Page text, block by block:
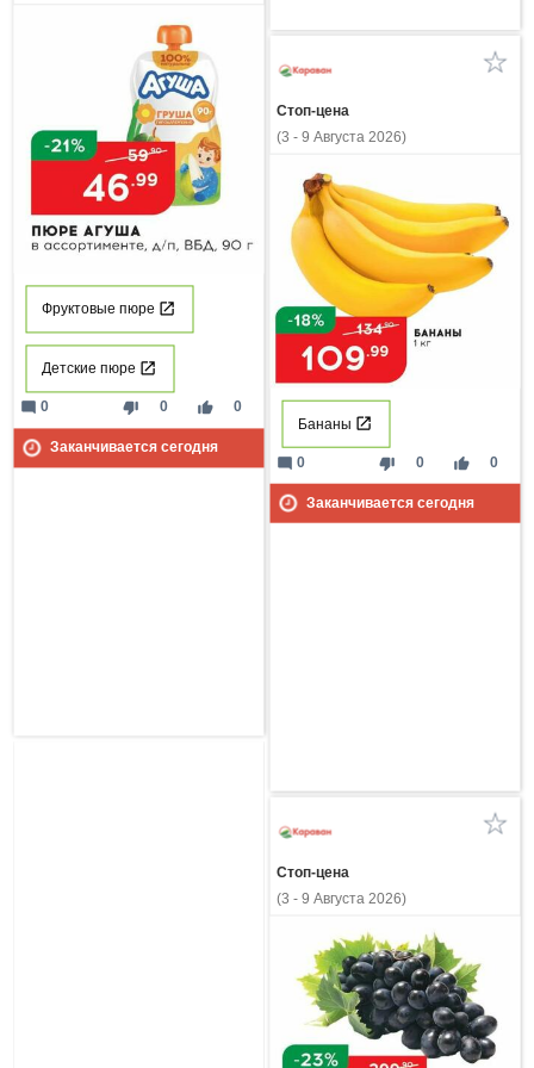
Фруктовые пюре
Детские пюре
thumb_down 0 thumb_up 0
mode_comment 0
Заканчивается сегодня
Стоп-цена
(3 - 9 Августа 2026)
Бананы
thumb_down 0 thumb_up 0
mode_comment 0
Заканчивается сегодня
Стоп-цена
(3 - 9 Августа 2026)